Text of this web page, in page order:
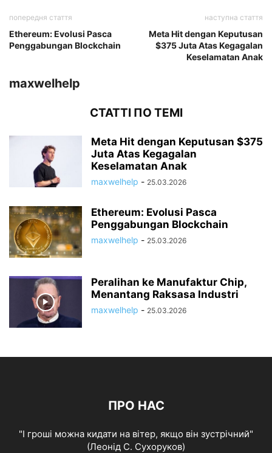
попередня стаття
Ethereum: Evolusi Pasca
Penggabungan Blockchain
наступна стаття
Meta Hit dengan Keputusan
$375 Juta Atas Kegagalan
Keselamatan Anak
maxwelhelp
СТАТТІ ПО ТЕМІ
Meta Hit dengan Keputusan $375
Juta Atas Kegagalan
Keselamatan Anak
maxwelhelp - 25.03.2026
Ethereum: Evolusi Pasca
Penggabungan Blockchain
maxwelhelp - 25.03.2026
Peralihan ke Manufaktur Chip,
Menantang Raksasa Industri
maxwelhelp - 25.03.2026
ПРО НАС
"І гроші можна кидати на вітер, якщо він зустрічний"
(Леонід С. Сухоруков)